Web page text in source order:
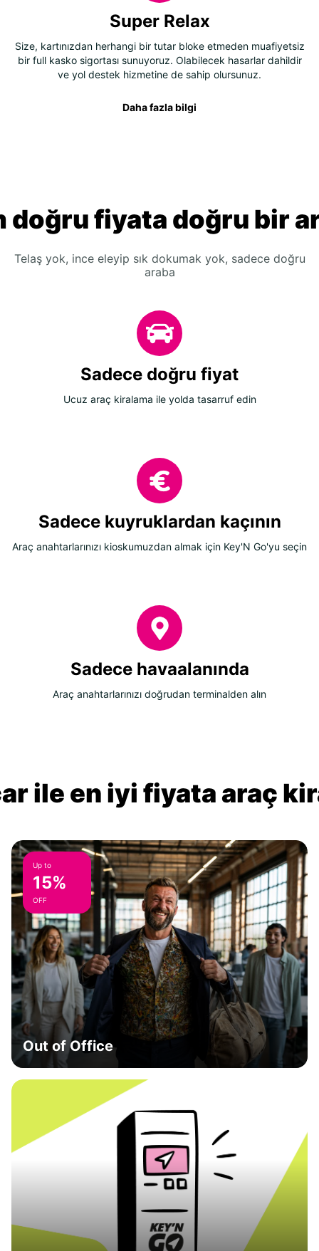
Super Relax
Size, kartınızdan herhangi bir tutar bloke etmeden muafiyetsiz
bir full kasko sigortası sunuyoruz. Olabilecek hasarlar dahildir
ve yol destek hizmetine de sahip olursunuz.
Daha fazla bilgi
doğru fiyata doğru bir
Telaş yok, ince eleyip sık dokumak yok, sadece doğru
araba
Sadece doğru fiyat
Ucuz araç kiralama ile yolda tasarruf edin
Sadece kuyruklardan kaçının
Araç anahtarlarınızı kioskumuzdan almak için Key'N Go'yu seçin
Sadece havaalanında
Araç anahtarlarınızı doğrudan terminalden alın
ile en iyi fiyata araç
Up to
15%
OFF
Out of Office